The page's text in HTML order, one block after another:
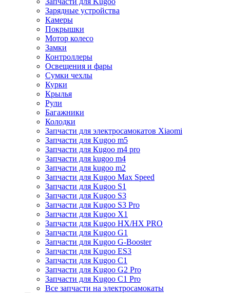
Зарядные устройства
Камеры
Покрышки
Мотор колесо
Замки
Контроллеры
Освещения и фары
Сумки чехлы
Курки
Крылья
Рули
Багажники
Колодки
Запчасти для электросамокатов Xiaomi
Запчасти для Kugoo m5
Запчасти для Кugoo m4 pro
Запчасти для kugoo m4
Запчасти для kugoo m2
Запчасти для Kugoo Max Speed
Запчасти для Kugoo S1
Запчасти для Kugoo S3
Запчасти для Kugoo S3 Pro
Запчасти для Kugoo X1
Запчасти для Kugoo HX/HX PRO
Запчасти для Kugoo G1
Запчасти для Kugoo G-Booster
Запчасти для Kugoo ES3
Запчасти для Kugoo C1
Запчасти для Kugoo G2 Pro
Запчасти для Kugoo C1 Pro
Все запчасти на электросамокаты